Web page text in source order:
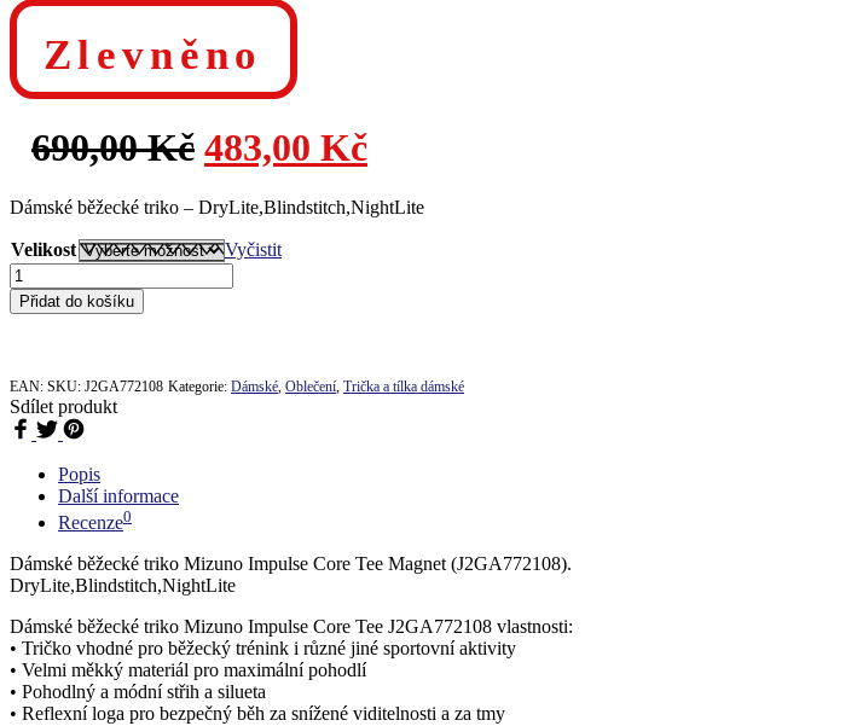
Zlevněno
690,00Kč Původní
cena
byla:
483,00 KčAktuální
cena
Dámské běžecké triko – DryLite,Blindstitch,NightLite
Velikost
Vyčistit
Dámské
běžecké
triko
Core
Tee
J2GA772108
množství
Přidat do košíku
EAN: SKU: J2GA772108 Kategorie: Dámské, Oblečení, Trička a tílka dámské
Sdílet produkt
Popis
Další informace
Recenze0
Dámské běžecké triko Mizuno Impulse Core Tee Magnet (J2GA772108).
DryLite,Blindstitch,NightLite
Dámské běžecké triko Mizuno Impulse Core Tee J2GA772108 vlastnosti:
• Tričko vhodné pro běžecký trénink i různé jiné sportovní aktivity
• Velmi měkký materiál pro maximální pohodlí
• Pohodlný a módní střih a silueta
• Reflexní loga pro bezpečný běh za snížené viditelnosti a za tmy